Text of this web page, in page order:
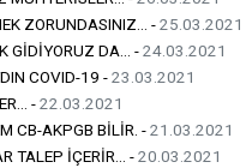
ZORUNDASINIZ... -25.03.2021
GİDİYORUZ DA... -24.03.2021
COVID-19 -23.03.2021
-22.03.2021
CB-AKPGB BİLİR. -21.03.2021
TALEP İÇERİR... -20.03.2021